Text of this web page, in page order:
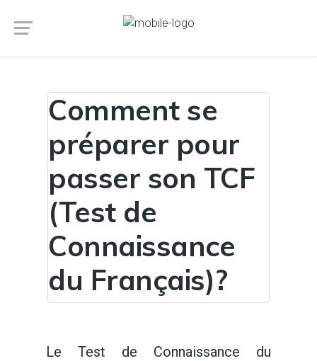
Comment se
préparer pour
passer son TCF
(Test de
Connaissance
du Français)?
Le Test de Connaissance du